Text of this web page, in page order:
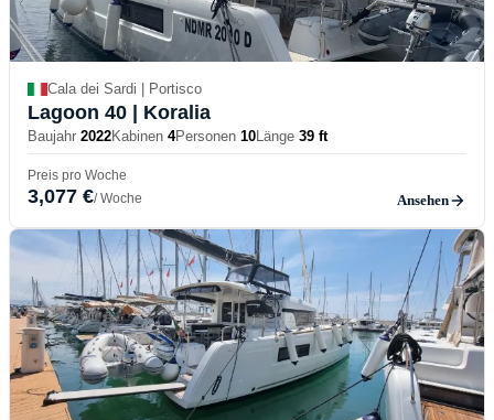
Cala dei Sardi | Portisco
Lagoon 40 | Koralia
Baujahr 2022Kabinen 4Personen 10Länge 39 ft
Preis pro Woche
3,077 €/ Woche Ansehen